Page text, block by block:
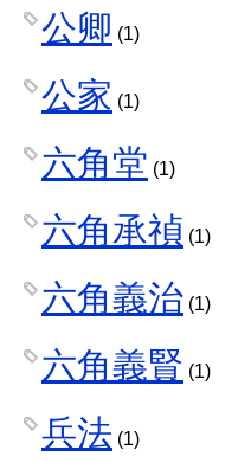
公卿 (1)
公家 (1)
六角堂 (1)
六角承禎 (1)
六角義治 (1)
六角義賢 (1)
兵法 (1)